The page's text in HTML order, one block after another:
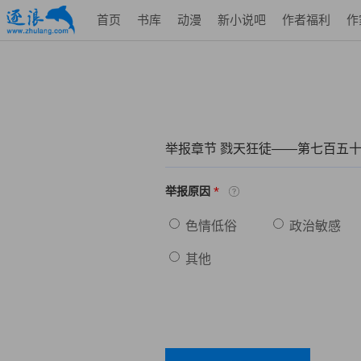
首页 书库 动漫 新小说吧 作者福利 作
举报章节 戮天狂徒——第七百五
举报原因 *
色情低俗 政治敏感
其他